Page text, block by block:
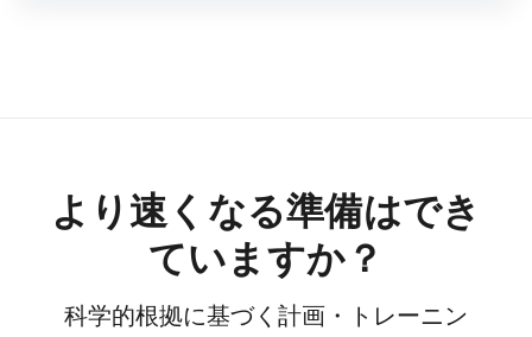
より速くなる準備はでき
ていますか？
科学的根拠に基づく計画・トレーニン